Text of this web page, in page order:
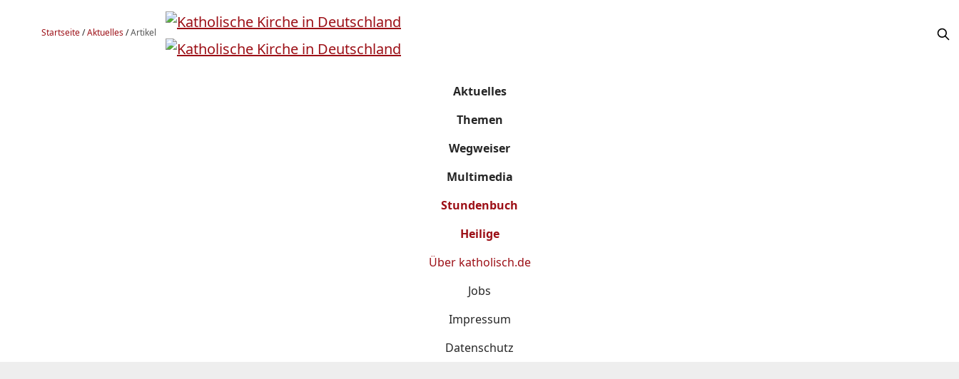
Startseite/Aktuelles/Artikel
Aktuelles
Themen
Wegweiser
Multimedia
Stundenbuch
Heilige
Über katholisch.de
Jobs
Impressum
Datenschutz